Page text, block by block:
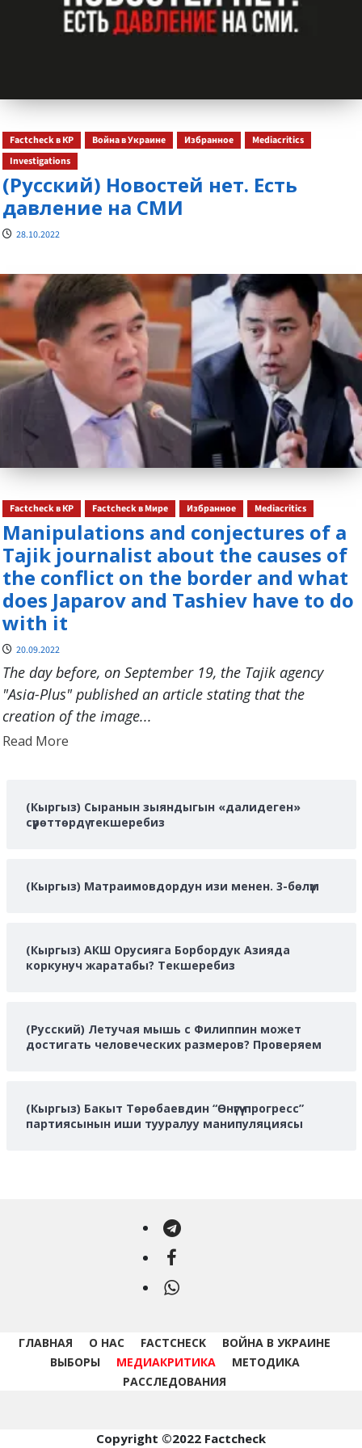
Factcheck в КР Война в Украине Избранное
Mediacritics
Investigations
(Русский) Новостей нет. Есть
давление на СМИ
28.10.2022
Factcheck в КР Factcheck в Мире Избранное Mediacritics
Manipulations and conjectures of a
Tajik journalist about the causes of
the conflict on the border and what
does Japarov and Tashiev have to do
with it
20.09.2022
The day before, on September 19, the Tajik agency
"Asia-Plus" published an article stating that the
creation of the image...
Read MoreRead
(Кыргыз) Сыранын зыяндыгын «далидеген»
сүрөттөрдү текшеребиз
(Кыргыз) Матраимовдордун изи менен. 3-бөлүм
(Кыргыз) АКШ Орусияга Борбордук Азияда
коркунуч жаратабы? Текшеребиз
(Русский) Летучая мышь с Филиппин может
достигать человеческих размеров? Проверяем
(Кыргыз) Бакыт Төрөбаевдин “Өнүгүү-прогресс”
партиясынын иши тууралуу манипуляциясы
Telegram
Facebook
WhatsApp
ГЛАВНАЯ О НАС FACTCHECK
ВОЙНА В УКРАИНЕ
ВЫБОРЫ
МЕДИАКРИТИКА
МЕТОДИКА
РАССЛЕДОВАНИЯ
Copyright ©2022 Factcheck